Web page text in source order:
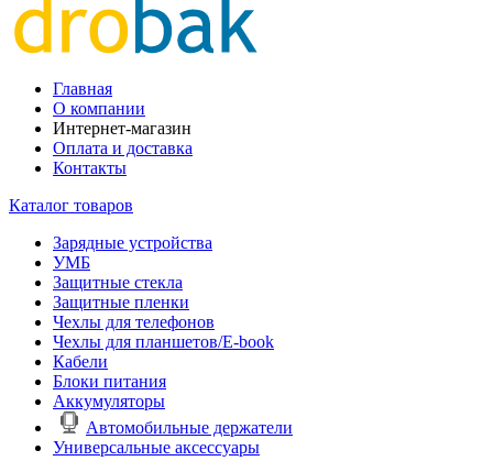
Главная
О компании
Интернет-магазин
Оплата и доставка
Контакты
Каталог товаров
Зарядные устройства
УМБ
Защитные стекла
Защитные пленки
Чехлы для телефонов
Чехлы для планшетов/E-book
Кабели
Блоки питания
Аккумуляторы
Автомобильные держатели
Универсальные аксессуары